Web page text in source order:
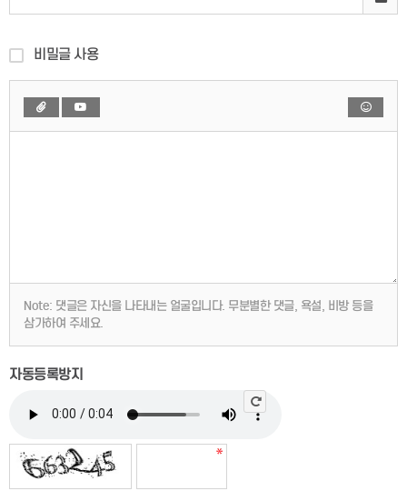
비밀글 사용
Note: 댓글은 자신을 나타내는 얼굴입니다. 무분별한 댓글, 욕설, 비방 등을
삼가하여 주세요.
자동등록방지